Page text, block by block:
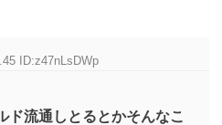
ID:z47nLsDWp
ド流通しとるとかそんなこ